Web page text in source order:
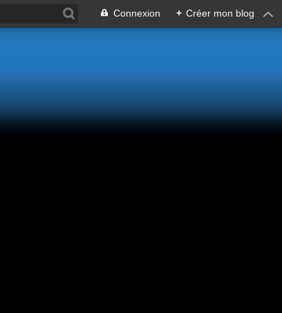
Connexion + Créer mon blog